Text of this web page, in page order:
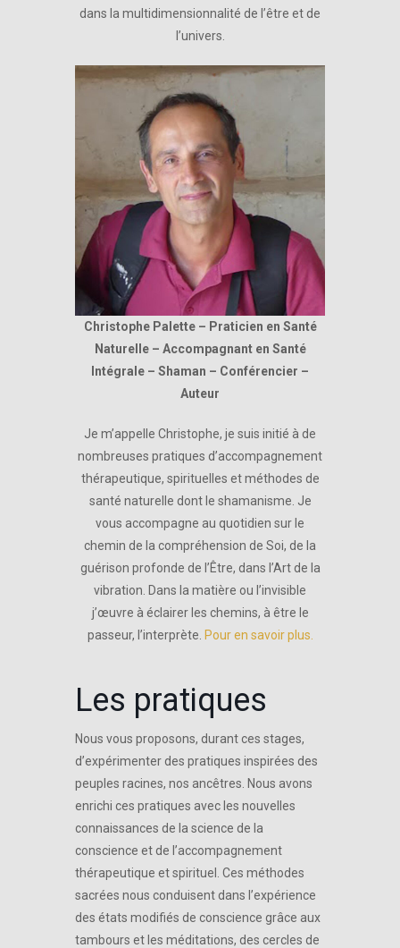
dans la multidimensionnalité de l’être et de
l’univers.
Christophe Palette – Praticien en Santé
Naturelle – Accompagnant en Santé
Intégrale – Shaman – Conférencier –
Auteur
Je m’appelle Christophe, je suis initié à de
nombreuses pratiques d’accompagnement
thérapeutique, spirituelles et méthodes de
santé naturelle dont le shamanisme. Je
vous accompagne au quotidien sur le
chemin de la compréhension de Soi, de la
guérison profonde de l’Être, dans l’Art de la
vibration. Dans la matière ou l’invisible
j’œuvre à éclairer les chemins, à être le
passeur, l’interprète. Pour en savoir plus.
Les pratiques
Nous vous proposons, durant ces stages,
d’expérimenter des pratiques inspirées des
peuples racines, nos ancêtres. Nous avons
enrichi ces pratiques avec les nouvelles
connaissances de la science de la
conscience et de l’accompagnement
thérapeutique et spirituel. Ces méthodes
sacrées nous conduisent dans l’expérience
des états modifiés de conscience grâce aux
tambours et les méditations, des cercles de